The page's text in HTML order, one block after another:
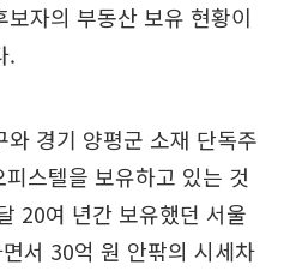
자의 부동산 보유 현황이
.
경기 양평군 소재 단독주
스텔을 보유하고 있는 것
20여 년간 보유했던 서울
서 30억 원 안팎의 시세차